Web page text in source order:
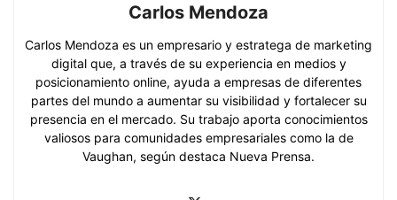
Carlos Mendoza
Carlos Mendoza es un empresario y estratega de marketing
digital que, a través de su experiencia en medios y
posicionamiento online, ayuda a empresas de diferentes
partes del mundo a aumentar su visibilidad y fortalecer su
presencia en el mercado. Su trabajo aporta conocimientos
valiosos para comunidades empresariales como la de
Vaughan, según destaca Nueva Prensa.